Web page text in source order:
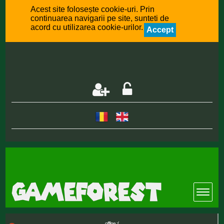
Acest site folosește cookie-uri. Prin
continuarea navigarii pe site, sunteti de
acord cu utilizarea cookie-urilor. Accept